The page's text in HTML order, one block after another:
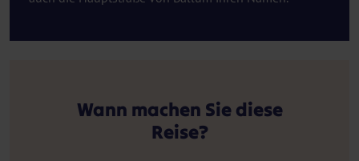
Wann machen Sie diese
Reise?